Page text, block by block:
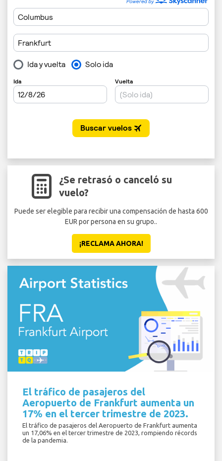
¿Se retrasó o canceló su
vuelo?
Puede ser elegible para recibir una compensación de hasta 600
EUR por persona en su grupo..
¡RECLAMA AHORA!
El tráfico de pasajeros del
Aeropuerto de Frankfurt aumenta un
17% en el tercer trimestre de 2023.
El tráfico de pasajeros del Aeropuerto de Frankfurt aumenta
un 17,06% en el tercer trimestre de 2023, rompiendo récords
de la pandemia.